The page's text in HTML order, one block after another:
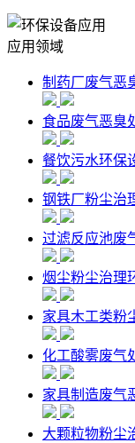
应用领域
制药厂废气恶
食品废气恶臭
餐饮污水环保
钢铁厂粉尘治
过滤反应池废
烟尘粉尘治理
家具木工类粉
化工酸雾废气
家具制造废气
大颗粒物粉尘